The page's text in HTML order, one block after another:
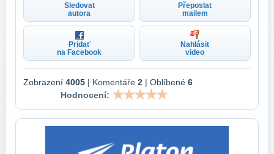
Sledovat
autora
Přeposlat
mailem
Pridať
na Facebook
Nahlásit
video
Zobrazení 4005 | Komentáře 2 | Oblíbené 6
Hodnocení: